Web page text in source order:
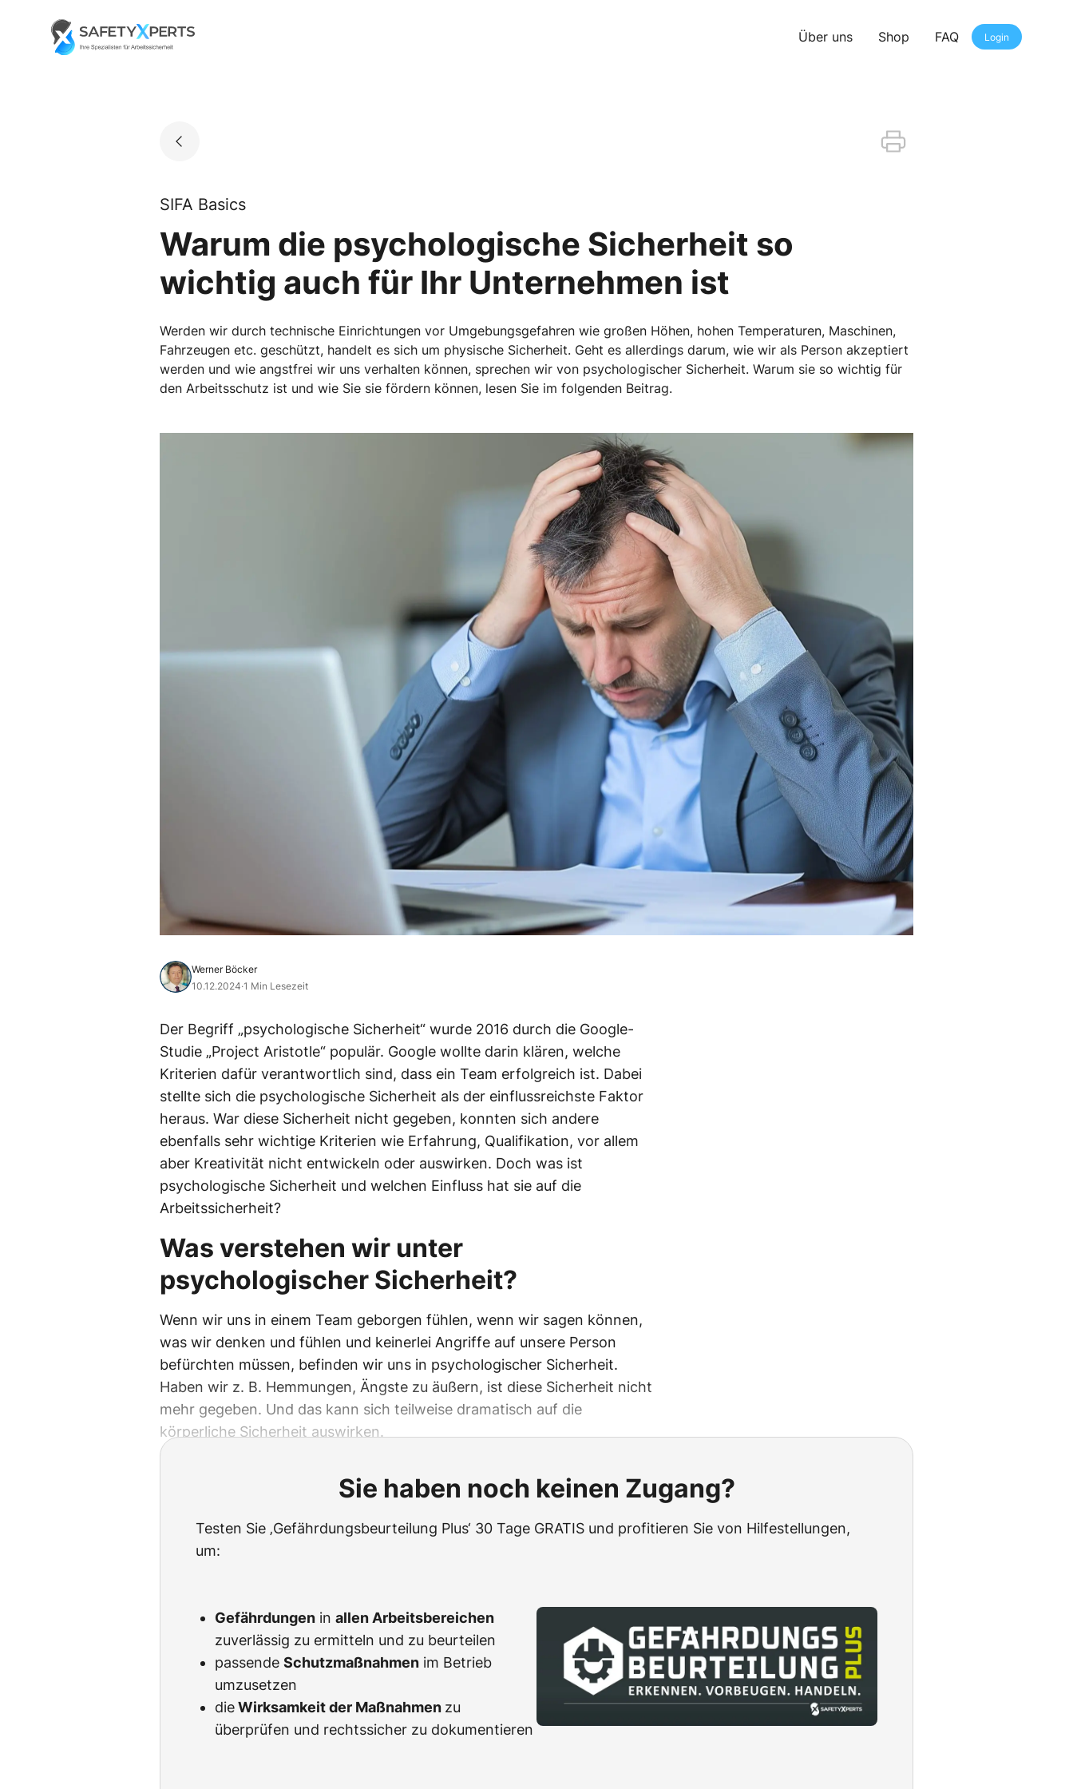
Go to landing page.
Über uns Shop FAQ Login
SIFA Basics
Warum die psychologische Sicherheit so
wichtig auch für Ihr Unternehmen ist
Werden wir durch technische Einrichtungen vor Umgebungsgefahren wie großen Höhen, hohen Temperaturen, Maschinen,
Fahrzeugen etc. geschützt, handelt es sich um physische Sicherheit. Geht es allerdings darum, wie wir als Person akzeptiert
werden und wie angstfrei wir uns verhalten können, sprechen wir von psychologischer Sicherheit. Warum sie so wichtig für
den Arbeitsschutz ist und wie Sie sie fördern können, lesen Sie im folgenden Beitrag.
Werner Böcker
10.12.2024·1 Min Lesezeit
Der Begriff „psychologische Sicherheit“ wurde 2016 durch die Google-
Studie „Project Aristotle“ populär. Google wollte darin klären, welche
Kriterien dafür verantwortlich sind, dass ein Team erfolgreich ist. Dabei
stellte sich die psychologische Sicherheit als der einflussreichste Faktor
heraus. War diese Sicherheit nicht gegeben, konnten sich andere
ebenfalls sehr wichtige Kriterien wie Erfahrung, Qualifikation, vor allem
aber Kreativität nicht entwickeln oder auswirken. Doch was ist
psychologische Sicherheit und welchen Einfluss hat sie auf die
Arbeitssicherheit?
Was verstehen wir unter
psychologischer Sicherheit?
Wenn wir uns in einem Team geborgen fühlen, wenn wir sagen können,
was wir denken und fühlen und keinerlei Angriffe auf unsere Person
befürchten müssen, befinden wir uns in psychologischer Sicherheit.
Haben wir z. B. Hemmungen, Ängste zu äußern, ist diese Sicherheit nicht
mehr gegeben. Und das kann sich teilweise dramatisch auf die
körperliche Sicherheit auswirken.
Sie haben noch keinen Zugang?
Testen Sie ‚Gefährdungsbeurteilung Plus‘ 30 Tage GRATIS und profitieren Sie von Hilfestellungen,
um:
Gefährdungen in allen Arbeitsbereichen
zuverlässig zu ermitteln und zu beurteilen
passende Schutzmaßnahmen im Betrieb
umzusetzen
dieWirksamkeit der Maßnahmen zu
überprüfen und rechtssicher zu dokumentieren